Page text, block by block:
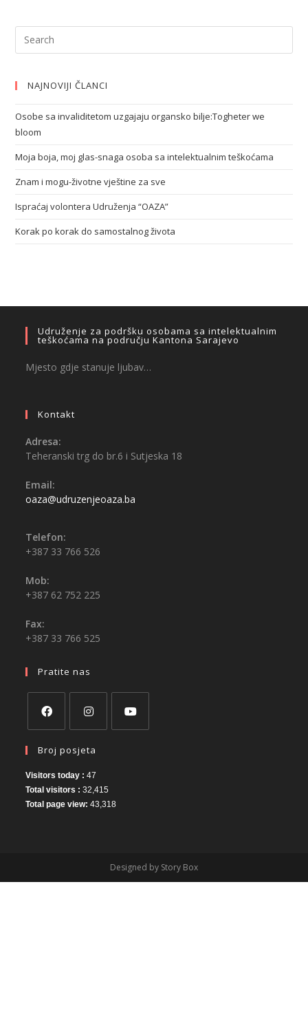
NAJNOVIJI ČLANCI
Osobe sa invaliditetom uzgajaju organsko bilje:Togheter we
bloom
Moja boja, moj glas-snaga osoba sa intelektualnim teškoćama
Znam i mogu-životne vještine za sve
Ispraćaj volontera Udruženja “OAZA”
Korak po korak do samostalnog života
Udruženje za podršku osobama sa intelektualnim
teškoćama na području Kantona Sarajevo
Mjesto gdje stanuje ljubav…
Kontakt
Adresa:
Teheranski trg do br.6 i Sutjeska 18
Email:
oaza@udruzenjeoaza.ba
Telefon:
+387 33 766 526
Mob:
+387 62 752 225
Fax:
+387 33 766 525
Pratite nas
Broj posjeta
Visitors today :47
Total visitors :32,415
Total page view:43,318
Designed by Story Box